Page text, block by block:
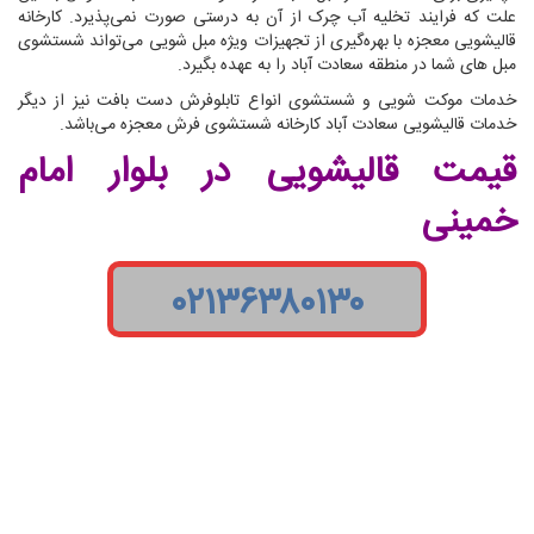
علت که فرایند تخلیه آب چرک از آن به درستی صورت نمی‌پذیرد. کارخانه
قالیشویی معجزه با بهره‌گیری از تجهیزات ویژه مبل شویی می‌تواند شستشوی
مبل های شما در منطقه سعادت آباد را به عهده بگیرد.
خدمات موکت شویی و شستشوی انواع تابلوفرش دست بافت نیز از دیگر
خدمات قالیشویی سعادت آباد کارخانه شستشوی فرش معجزه می‌باشد.
قیمت قالیشویی در بلوار امام
خمینی
۰۲۱۳۶۳۸۰۱۳۰